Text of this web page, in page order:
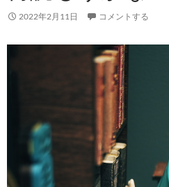
2022年2月11日 コメントする